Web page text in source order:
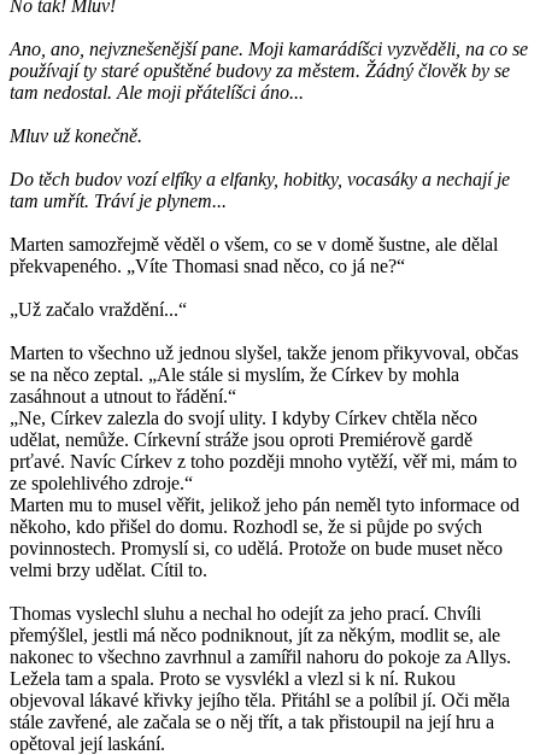
No tak! Mluv!
Ano, ano, nejvznešenější pane. Moji kamarádíšci vyzvěděli, na co se
používají ty staré opuštěné budovy za městem. Žádný člověk by se
tam nedostal. Ale moji přátelíšci áno...
Mluv už konečně.
Do těch budov vozí elfíky a elfanky, hobitky, vocasáky a nechají je
tam umřít. Tráví je plynem...
Marten samozřejmě věděl o všem, co se v domě šustne, ale dělal
překvapeného. „Víte Thomasi snad něco, co já ne?“
„Už začalo vraždění...“
Marten to všechno už jednou slyšel, takže jenom přikyvoval, občas
se na něco zeptal. „Ale stále si myslím, že Církev by mohla
zasáhnout a utnout to řádění.“
„Ne, Církev zalezla do svojí ulity. I kdyby Církev chtěla něco
udělat, nemůže. Církevní stráže jsou oproti Premiérově gardě
prťavé. Navíc Církev z toho později mnoho vytěží, věř mi, mám to
ze spolehlivého zdroje.“
Marten mu to musel věřit, jelikož jeho pán neměl tyto informace od
někoho, kdo přišel do domu. Rozhodl se, že si půjde po svých
povinnostech. Promyslí si, co udělá. Protože on bude muset něco
velmi brzy udělat. Cítil to.
Thomas vyslechl sluhu a nechal ho odejít za jeho prací. Chvíli
přemýšlel, jestli má něco podniknout, jít za někým, modlit se, ale
nakonec to všechno zavrhnul a zamířil nahoru do pokoje za Allys.
Ležela tam a spala. Proto se vysvlékl a vlezl si k ní. Rukou
objevoval lákavé křivky jejího těla. Přitáhl se a políbil jí. Oči měla
stále zavřené, ale začala se o něj třít, a tak přistoupil na její hru a
opětoval její laskání.